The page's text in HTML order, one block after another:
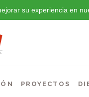
su experiencia en
PROYECTOS